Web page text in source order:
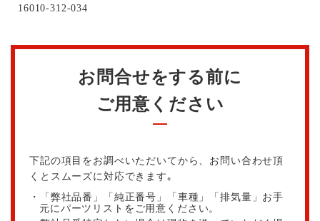
16010-312-034
お問合せをする前に
ご用意ください
下記の項目をお調べいただいてから、お問い合わせ頂
くとスムーズに対応できます｡
・「弊社品番」「純正番号」「車種」「排気量」お手
元にパーツリストをご用意ください。